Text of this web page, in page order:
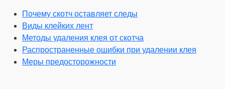
Почему скотч оставляет следы
Виды клейких лент
Методы удаления клея от скотча
Распространенные ошибки при удалении клея
Меры предосторожности